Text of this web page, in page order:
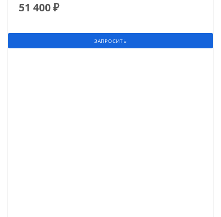
51 400₽
ЗАПРОСИТЬ